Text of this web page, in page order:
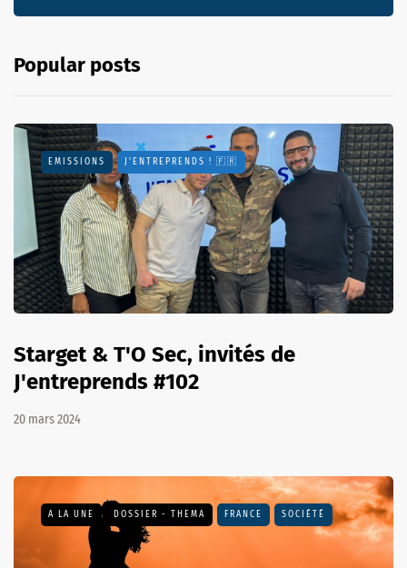
Popular posts
EMISSIONS J'ENTREPRENDS ! 🇫🇷
Starget & T'O Sec, invités de
J'entreprends #102
20 mars 2024
A LA UNE DOSSIER - THEMA FRANCE SOCIÉTÉ